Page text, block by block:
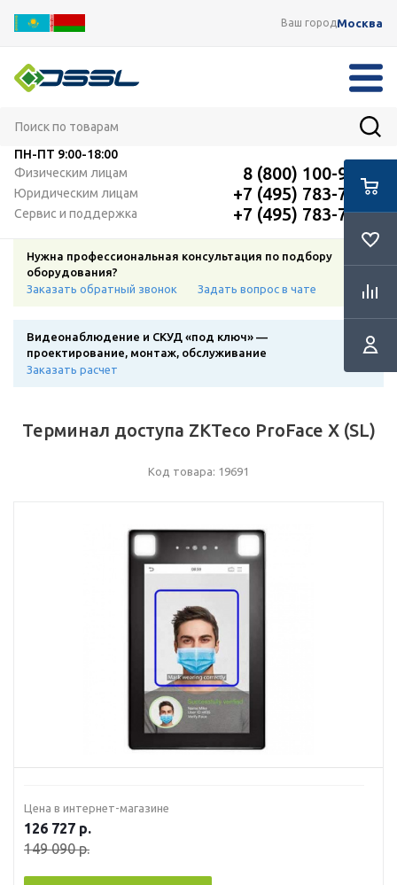
Ваш городМосква
ПН-ПТ 9:00-18:00
Физическим лицам
8 (800) 100-91-12
Юридическим лицам +7 (495) 783-72-87
Сервис и поддержка +7 (495) 783-72-87
Нужна профессиональная консультация по подбору
оборудования?
Заказать обратный звонок
Задать вопрос в чате
Видеонаблюдение и СКУД «под ключ» —
проектирование, монтаж, обслуживание
Заказать расчет
Терминал доступа ZKTeco ProFace X (SL)
Код товара: 19691
Цена в интернет-магазине
126 727 р.
149 090р.